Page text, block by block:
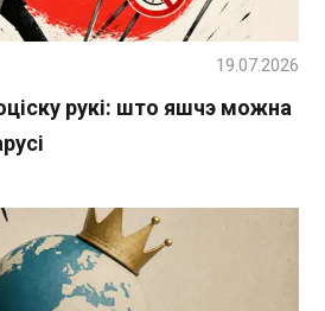
рукі: што яшчэ можна
19.07.2026